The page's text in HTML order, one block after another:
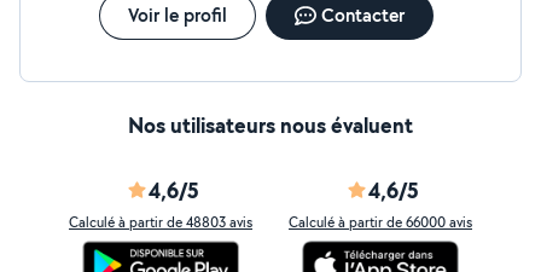
Voir le profil Contacter
Nos utilisateurs nous évaluent
4,6/5
Calculé à partir de 48803 avis
4,6/5
Calculé à partir de 66000 avis